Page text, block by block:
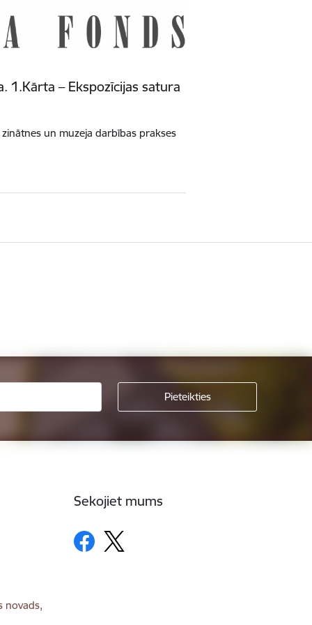
1.Kārta – Ekspozīcijas satura
un muzeja darbības prakses
novads,
Sekojiet mums